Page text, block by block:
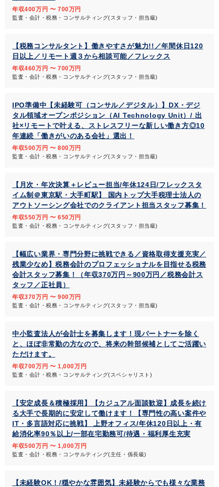
年収400万円 〜 700万円
監査・会計・税務・コンサルティング(スタッフ・担当級)
【税務コンサルタント】働きやすさが魅力!!／年間休日120
日以上／リモート週３から相談可能／フレックス
年収460万円 〜 700万円
監査・会計・税務・コンサルティング(スタッフ・担当級)
IPO準備中【未経験可（コンサル／デジタル）】DX・デジ
タル領域オープンポジション（AI Technology Unit）/ 出
社×リモートで叶える、ストレスフリーな新しい働き方◎10
年連続「働きがいのある会社」選出！
年収500万円 〜 800万円
監査・会計・税務・コンサルティング(スタッフ・担当級)
【月次・年次決算＋レビュー担当/年休124日/フレックスタ
イム制＠東京駅・大手町駅】 国内トップ大手税理士法人の
アウトソーシング会社でのクライアント担当スタッフ募集！
年収550万円 〜 650万円
監査・会計・税務・コンサルティング(スタッフ・担当級)
【幅広い業界・専門分野に挑戦できる／資格取得支援充実／
残業少なめ】税務会計のプロフェッショナルを目指せる税務
会計スタッフ募集！（年収370万円～900万円／税務会計ス
タッフ／正社員）
年収370万円 〜 900万円
監査・会計・税務・コンサルティング(スタッフ・担当級)
中小監査法人が会計士を募集します！現パートナーを除く
と、ほぼ非常勤の方なので、将来の幹部候補としてご活躍い
ただけます。
年収700万円 〜 1,000万円
監査・会計・税務・コンサルティング(スペシャリスト)
【安定成長＆積極採用】【カジュアル面談歓迎】成長を続け
る大手で長期的に安定して働けます！【専門性の高い案件や
IT・多言語対応に挑戦】 上野オフィス/年休120日以上・有
給消化率90％以上/一部在宅勤務可/待遇・福利厚生充実
年収500万円 〜 1,000万円
監査・会計・税務・コンサルティング(主任・係長級)
【未経験OK！/穏やかな雰囲気】未経験からでも様々な業務